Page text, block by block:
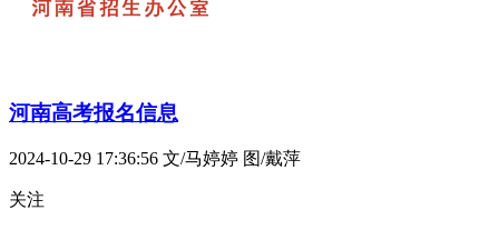
河南高考报名信息
2024-10-29 17:36:56 文/马婷婷 图/戴萍
关注